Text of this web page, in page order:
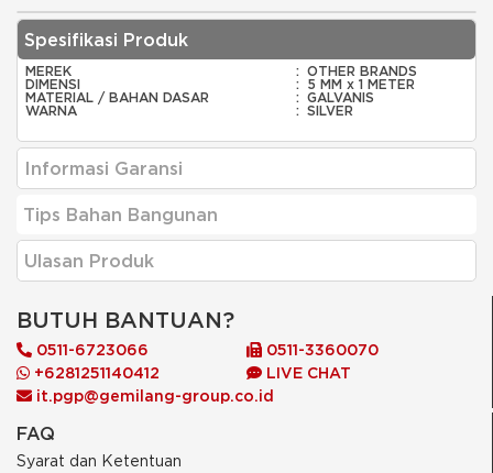
Spesifikasi Produk
MEREK : OTHER BRANDS
DIMENSI
: 5 MM x 1 METER
MATERIAL / BAHAN DASAR
: GALVANIS
WARNA
: SILVER
Informasi Garansi
Tips Bahan Bangunan
Ulasan Produk
BUTUH BANTUAN?
0511-6723066
0511-3360070
+6281251140412
LIVE CHAT
it.pgp@gemilang-group.co.id
FAQ
Syarat dan Ketentuan